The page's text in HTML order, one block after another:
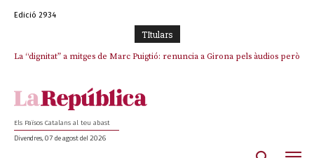
Edició 2934
TItulars
La “dignitat” a mitges de Marc Puigtió: renuncia a Girona pels àudios però
Els Països Catalans al teu abast
Divendres, 07 de agost del 2026